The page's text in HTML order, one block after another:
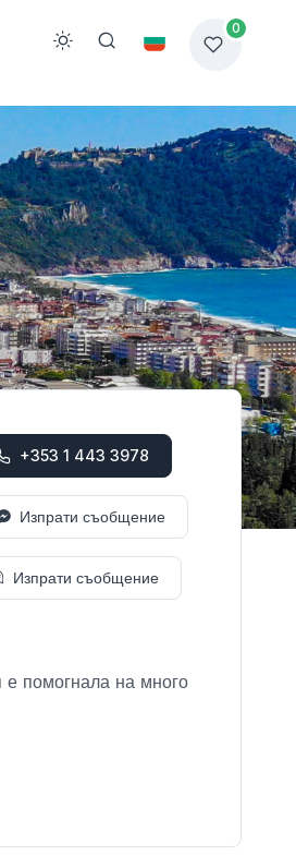
0
+353 1 443 3978
Изпрати съобщение
Изпрати съобщение
е помогнала на много